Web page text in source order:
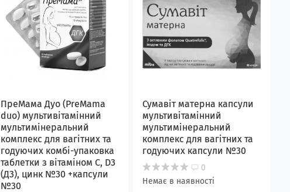
ПреМама Дуо (PreMama
duo) мультивітамінний
мультимінеральний
комплекс для вагітних та
годуючих комбі-упаковка
таблетки з вітаміном С, D3
(Д3), цинк №30 +капсули
№30
Сумавіт матерна капсули
мультивітамінний
мультимінеральний
комплекс для вагітних та
годуючих капсули №30
0
Немає в наявності